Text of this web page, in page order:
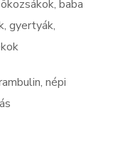
baba
gyertyák,
népi